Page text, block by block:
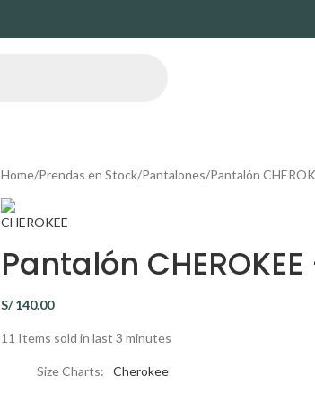
Home Prendas en Stock Pantalones Pantalón
Pantalón CHEROKEE
S/140.00
11 Items sold in last 3 minutes
Size Charts Cherokee